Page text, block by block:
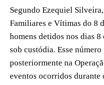
Segundo Ezequiel
Familiares e Vítimas do 8
homens detidos nos dias
sob custódia. Esse
posteriormente na
eventos ocorridos durante